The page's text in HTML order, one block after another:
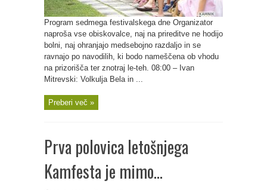
Program sedmega festivalskega dne Organizator
naproša vse obiskovalce, naj na prireditve ne hodijo
bolni, naj ohranjajo medsebojno razdaljo in se
ravnajo po navodilih, ki bodo nameščena ob vhodu
na prizorišča ter znotraj le-teh. 08:00 – Ivan
Mitrevski: Volkulja Bela in ...
Preberi več »
Prva polovica letošnjega
Kamfesta je mimo…